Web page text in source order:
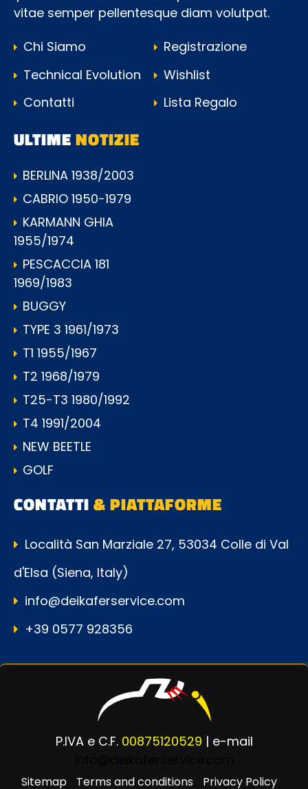
vitae semper pellentesque diam volutpat.
Chi Siamo
Technical Evolution
Contatti
Registrazione
Wishlist
Lista Regalo
ULTIMENOTIZIE
BERLINA 1938/2003
CABRIO 1950-1979
KARMANN GHIA
1955/1974
PESCACCIA 181
1969/1983
BUGGY
TYPE 3 1961/1973
T1 1955/1967
T2 1968/1979
T25-T3 1980/1992
T4 1991/2004
NEW BEETLE
GOLF
CONTATTI& PIATTAFORME
Località San Marziale 27, 53034 Colle di Val
d'Elsa (Siena, Italy)
info@deikaferservice.com
+39 0577 928356
P.IVA e C.F. 00875120529 | e-mail
Sitemap Terms and conditions Privacy Policy